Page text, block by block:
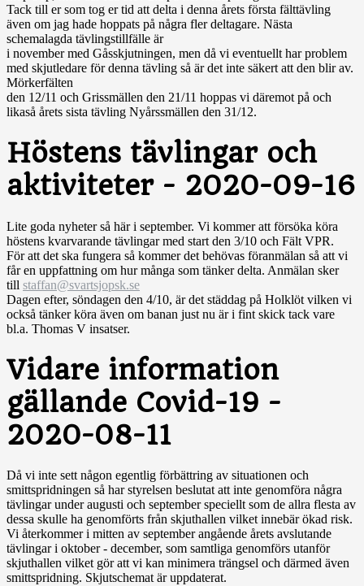
Tack till er som tog er tid att delta i denna årets första fälttävling
även om jag hade hoppats på några fler deltagare. Nästa
schemalagda tävlingstillfälle är
i november med Gåsskjutningen, men då vi eventuellt har problem
med skjutledare för denna tävling så är det inte säkert att den blir av.
Mörkerfälten
den 12/11 och Grissmällen den 21/11 hoppas vi däremot på och
likaså årets sista tävling Nyårssmällen den 31/12.
Höstens tävlingar och
aktiviteter - 2020-09-16
Lite goda nyheter så här i september. Vi kommer att försöka köra
höstens kvarvarande tävlingar med start den 3/10 och Fält VPR.
För att det ska fungera så kommer det behövas föranmälan så att vi
får en uppfattning om hur många som tänker delta. Anmälan sker
till staffan@svartsjopsk.se
Dagen efter, söndagen den 4/10, är det städdag på Holklöt vilken vi
också tänker köra även om banan just nu är i fint skick tack vare
bl.a. Thomas V insatser.
Vidare information
gällande Covid-19 -
2020-08-11
Då vi inte sett någon egentlig förbättring av situationen och
smittspridningen så har styrelsen beslutat att inte genomföra några
tävlingar under augusti och september speciellt som de allra flesta av
dessa skulle ha genomförts från skjuthallen vilket innebär ökad risk.
Vi återkommer i mitten av september angående årets avslutande
tävlingar i oktober - december, som samtliga genomförs utanför
skjuthallen vilket gör att vi kan minimera trängsel och därmed även
smittspridning. Skjutschemat är uppdaterat.